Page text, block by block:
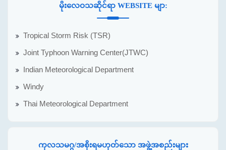
မိုးလေဝသဆိုင်ရာ WEBSITE မျာ:
Tropical Storm Risk (TSR)
Joint Typhoon Warning Center(JTWC)
Indian Meteorological Department
Windy
Thai Meteorological Department
ကုလသမဂ္ဂ/အစိုးရမဟုတ်သော အဖွဲ့အစည်းများ